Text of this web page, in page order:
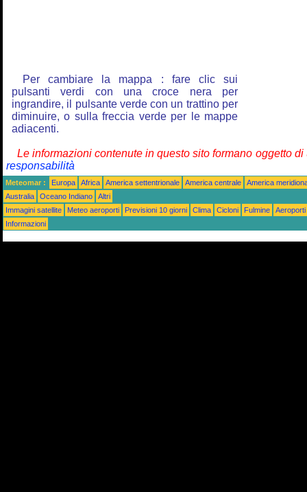
Per cambiare la mappa : fare clic sui
pulsanti verdi con una croce nera per
ingrandire, il pulsante verde con un trattino per
diminuire, o sulla freccia verde per le mappe
adiacenti.
Le informazioni contenute in questo sito formano oggetto
responsabilità
Meteomar : Europa Africa America settentrionale America centrale
America
Australia
Oceano Indiano
Altri
Immagini satellite
Meteo aeroporti Previsioni 10 giorni Clima Cicloni Fulmine
Aeroporti
Informazioni